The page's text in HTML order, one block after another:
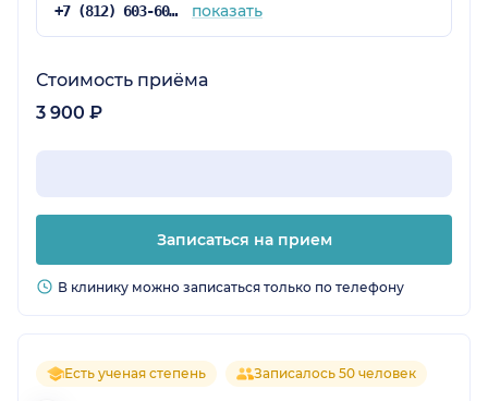
+7 (812) 603-60-42 показать
Стоимость приёма
3 900 ₽
Записаться на прием
В клинику можно записаться только по телефону
Есть ученая степень Записалось 50 человек